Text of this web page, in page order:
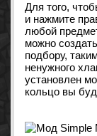
Для того,
и нажмите
любой
можно
подбору,
ненужного
установлен
кольцо вы